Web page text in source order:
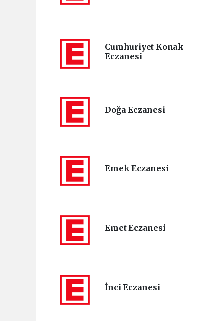
Cumhuriyet Konak
Eczanesi
Doğa Eczanesi
Emek Eczanesi
Emet Eczanesi
İnci Eczanesi